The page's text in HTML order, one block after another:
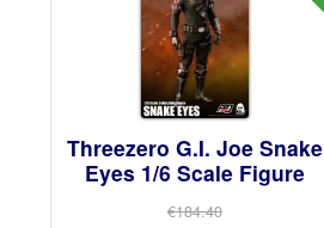
Threezero G.I. Joe Snake
Eyes 1/6 Scale Figure
€184.40